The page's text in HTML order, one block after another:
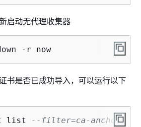
启动无代理收集器
-r now
书是否已成功导入，可以运行以下
list --filter=ca-anchors |